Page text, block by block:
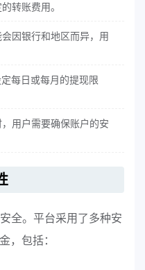
转账费用。
因银行和地区而异，用
每日或每月的提现限
用户需要确保账户的安
全。平台采用了多种安
，包括：